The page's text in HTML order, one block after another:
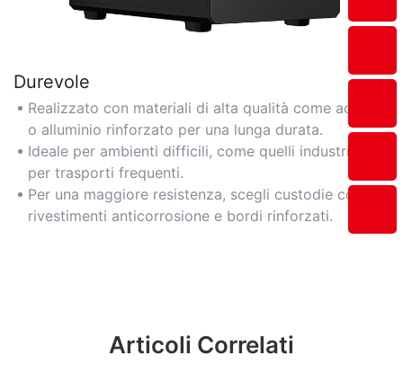
Durevole
Realizzato con materiali di alta qualità come acciaio
o alluminio rinforzato per una lunga durata.
Ideale per ambienti difficili, come quelli industriali o
per trasporti frequenti.
Per una maggiore resistenza, scegli custodie con
rivestimenti anticorrosione e bordi rinforzati.
Articoli Correlati